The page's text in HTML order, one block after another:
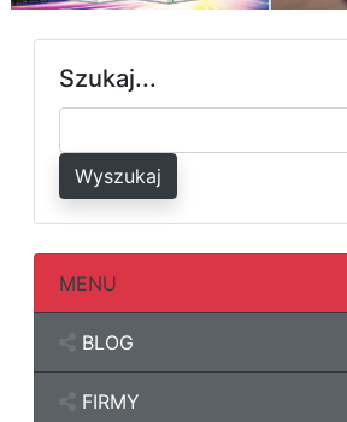
Szukaj...
Wyszukaj
MENU
BLOG
FIRMY